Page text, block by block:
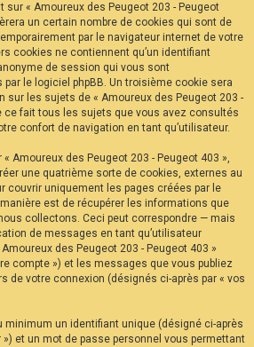
sur « Amoureux des Peugeot 203 - Peugeot
un certain nombre de cookies qui sont de
par le navigateur internet de votre
cookies ne contiennent qu’un identifiant
de session qui vous sont
le logiciel phpBB. Un troisième cookie sera
sur les sujets de « Amoureux des Peugeot 203 -
ce fait tous les sujets que vous avez consultés
confort de navigation en tant qu’utilisateur.
Amoureux des Peugeot 203 - Peugeot 403 »,
une quatrième sorte de cookies, externes au
couvrir uniquement les pages créées par le
est de récupérer les informations que
collectons. Ceci peut correspondre — mais
de messages en tant qu’utilisateur
des Peugeot 203 - Peugeot 403 »
compte ») et les messages que vous publiez
de votre connexion (désignés ci-après par « vos
minimum un identifiant unique (désigné ci-après
») et un mot de passe personnel vous permettant